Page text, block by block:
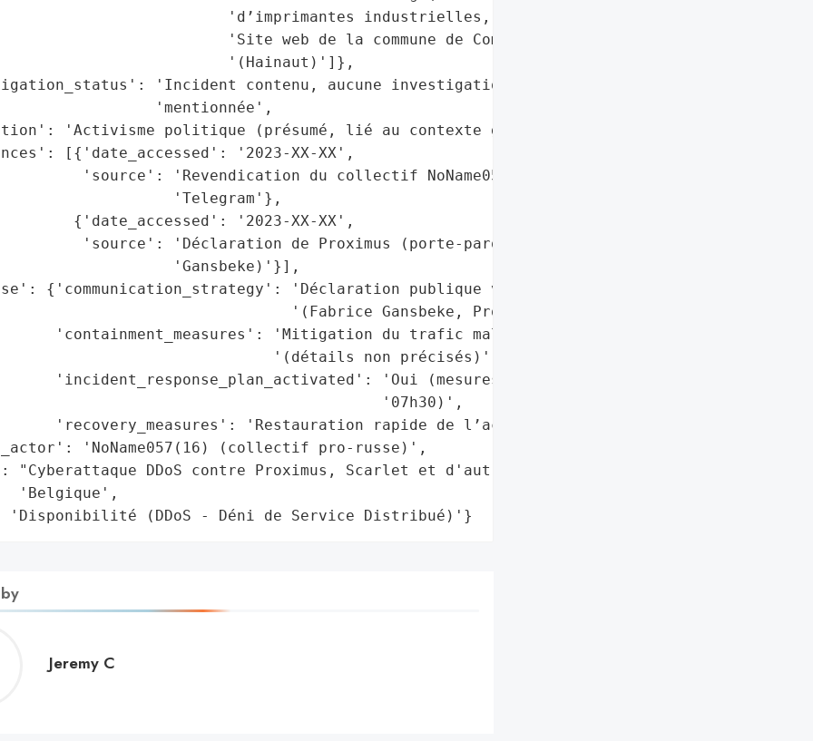
'd’imprimantes industrielles, Wavre)',
'Site web de la commune de Comines-Warneton '
'(Hainaut)']},
'Incident contenu, aucune investigation approfondie '
'mentionnée',
'Activisme politique (présumé, lié au contexte géopolitique)',
[{'date_accessed': '2023-XX-XX',
'source': 'Revendication du collectif NoName057(16) sur '
'Telegram'},
{'date_accessed': '2023-XX-XX',
'source': 'Déclaration de Proximus (porte-parole Fabrice '
'Gansbeke)'}],
{'communication_strategy': 'Déclaration publique via porte-parole '
'(Fabrice Gansbeke, Proximus)',
'containment_measures': 'Mitigation du trafic malveillant '
'(détails non précisés)',
'incident_response_plan_activated': 'Oui (mesures prises dès '
'07h30)',
'recovery_measures': 'Restauration rapide de l’accessibilité'},
'NoName057(16) (collectif pro-russe)',
DDoS contre Proximus, Scarlet et d'autres entités en "
'Belgique',
(DDoS - Déni de Service Distribué)'}
Jeremy C